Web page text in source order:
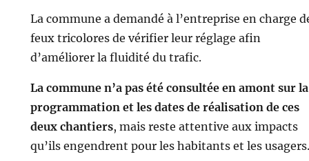
La commune a demandé à l’entreprise en charge
feux tricolores de vérifier leur réglage afin
d’améliorer la fluidité du trafic.
La commune n’a pas été consultée en amont sur la
programmation et les dates de réalisation de ces
deux chantiers, mais reste attentive aux impacts
qu’ils engendrent pour les habitants et les usagers.